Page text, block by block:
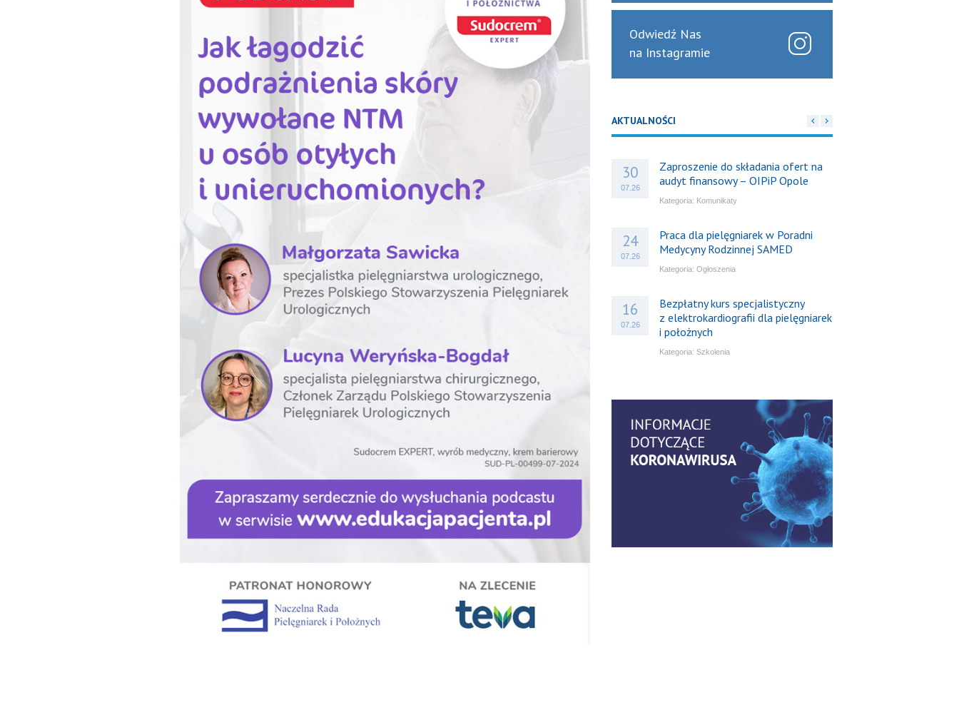
Odwiedź Nas
na Instagramie
AKTUALNOŚCI
30
07.26
Zaproszenie do składania ofert na
audyt finansowy – OIPiP Opole
Kategoria: Komunikaty
24
07.26
Praca dla pielęgniarek w Poradni
Medycyny Rodzinnej SAMED
Kategoria: Ogłoszenia
16
07.26
Bezpłatny kurs specjalistyczny
z elektrokardiografii dla pielęgniarek
i położnych
Kategoria: Szkolenia
do praktyki – aktualny konsensus
ekspertów w dostępie naczyniowym
Zaproszenie na Ogólnopolską
Konferencję Naukową „Terminologia
w pielęgniarstwie – komunikacja,
standaryzacja, praktyka”